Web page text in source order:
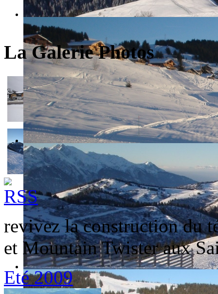
La Galerie Photos
revivez la construction du
et Mountain Twister aux
Eté 2009